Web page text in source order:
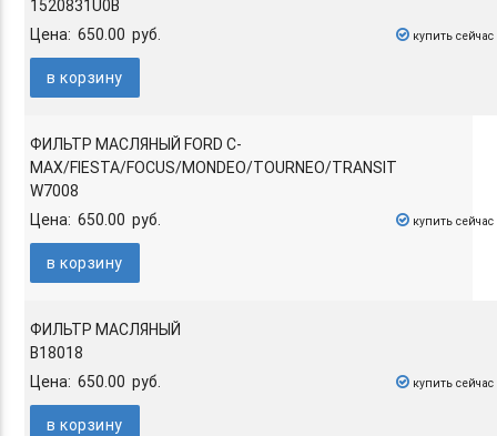
1520831U0B
Цена: 650.00 руб.
купить сейчас
в корзину
ФИЛЬТР МАСЛЯНЫЙ FORD C-
MAX/FIESTA/FOCUS/MONDEO/TOURNEO/TRANSIT
W7008
Цена: 650.00 руб.
купить сейчас
в корзину
ФИЛЬТР МАСЛЯНЫЙ
B18018
Цена: 650.00 руб.
купить сейчас
в корзину